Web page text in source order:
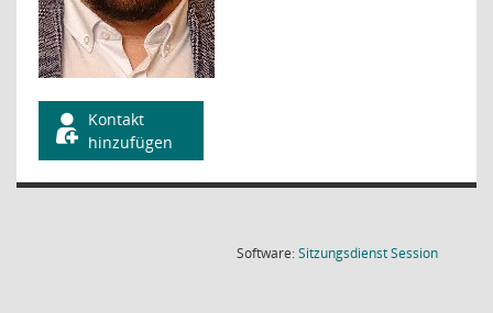
Kontakt
hinzufügen
Software:SitzungsdienstSession(Wird in